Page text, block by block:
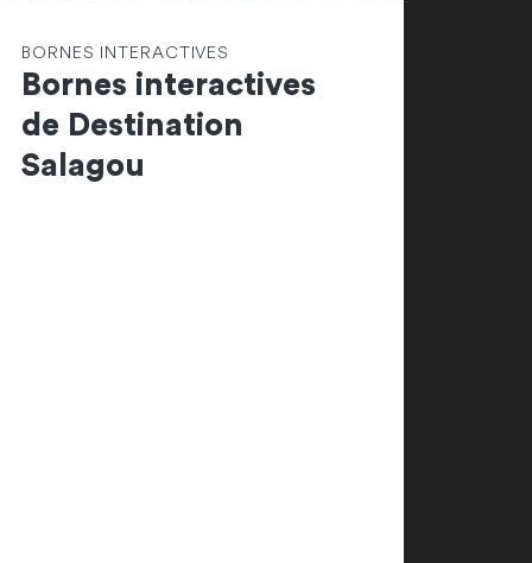
BORNES INTERACTIVES
Bornes interactives
de Destination
Salagou